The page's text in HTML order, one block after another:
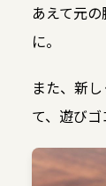
あえて元
に。
また、新
て、遊びゴ